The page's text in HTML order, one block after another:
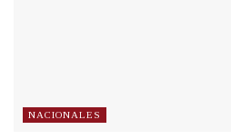
NACIONALES